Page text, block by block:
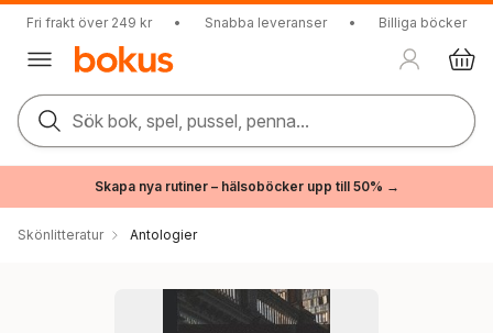
Fri frakt över 249 kr • Snabba leveranser • Billiga böcker
Sök bok, spel, pussel, penna...
Skapa nya rutiner – hälsoböcker upp till 50% →
Skönlitteratur Antologier